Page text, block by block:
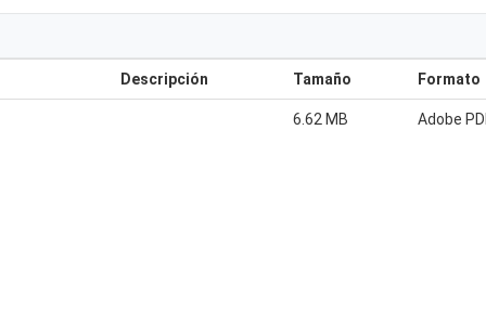
Descripción Tamaño Formato
6.62 MB Adobe